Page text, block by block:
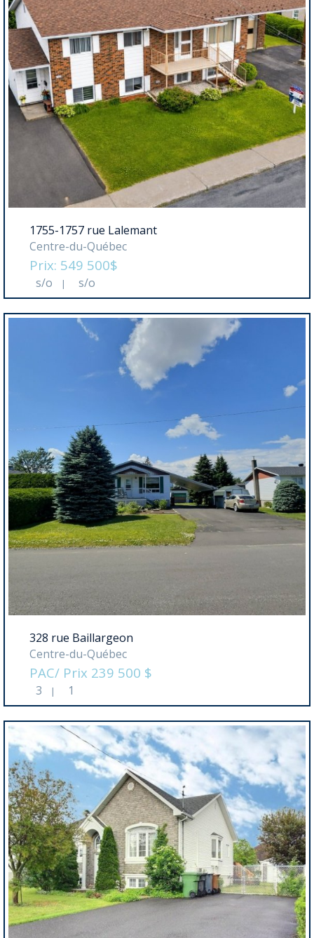
1755-1757 rue Lalemant
Centre-du-Québec
Prix: 549 500$
s/o | s/o
328 rue Baillargeon
Centre-du-Québec
PAC/ Prix 239 500 $
3 | 1